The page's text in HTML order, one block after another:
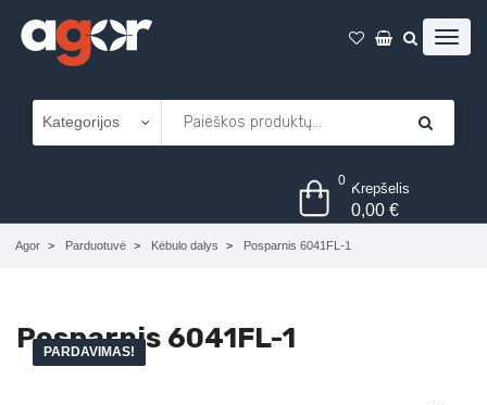
0 Krepšelis
0,00€
Agor Parduotuvė Kėbulo dalys Posparnis 6041FL-1
Posparnis 6041FL-1
PARDAVIMAS!